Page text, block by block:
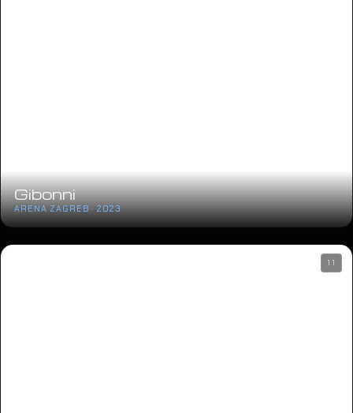
Gibonni
ARENA ZAGREB · 2023
11